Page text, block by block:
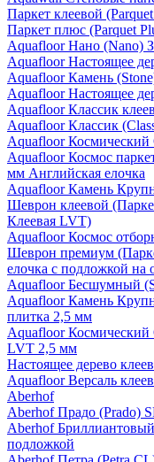
Паркет клеевой
Паркет плюс (Parquet
Aquafloor Нано (Nano)
Aquafloor Настоящее
Aquafloor Камень
Aquafloor Настоящее
Aquafloor Классик
Aquafloor Классик
Aquafloor
Aquafloor Космос
мм Английская елочка
Aquafloor Камень
Шеврон клеевой
Клеевая LVT)
Aquafloor Космос
Шеврон премиум
елочка с подложкой
Aquafloor Бесшумный
Aquafloor Камень
плитка 2,5 мм
Aquafloor
LVT 2,5 мм
Настоящее дерево
Aquafloor Версаль
Aberhof
Aberhof Прадо (Prado)
Aberhof
подложкой